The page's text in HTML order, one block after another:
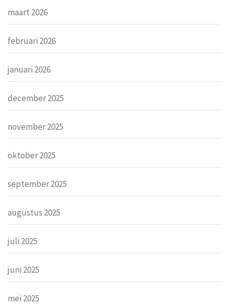
maart 2026
februari 2026
januari 2026
december 2025
november 2025
oktober 2025
september 2025
augustus 2025
juli 2025
juni 2025
mei 2025